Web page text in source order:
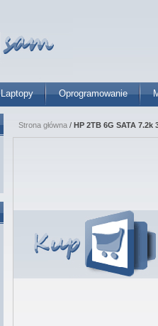
Laptopy Oprogramowanie
Strona główna / HP 2TB 6G SATA 7.2k